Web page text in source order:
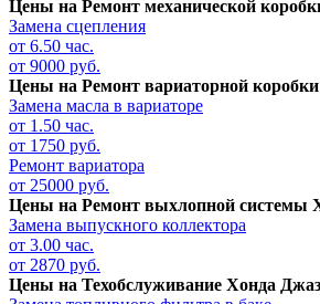
Цены на Ремонт механической
Замена сцепления
от 6.50 час.
от 9000 руб.
Цены на Ремонт вариаторной
Замена масла в вариаторе
от 1.50 час.
от 1750 руб.
Ремонт вариатора
от 25000 руб.
Цены на Ремонт выхлопной системы
Замена выпускного коллектора
от 3.00 час.
от 2870 руб.
Цены на Техобслуживание Хонда Джаз